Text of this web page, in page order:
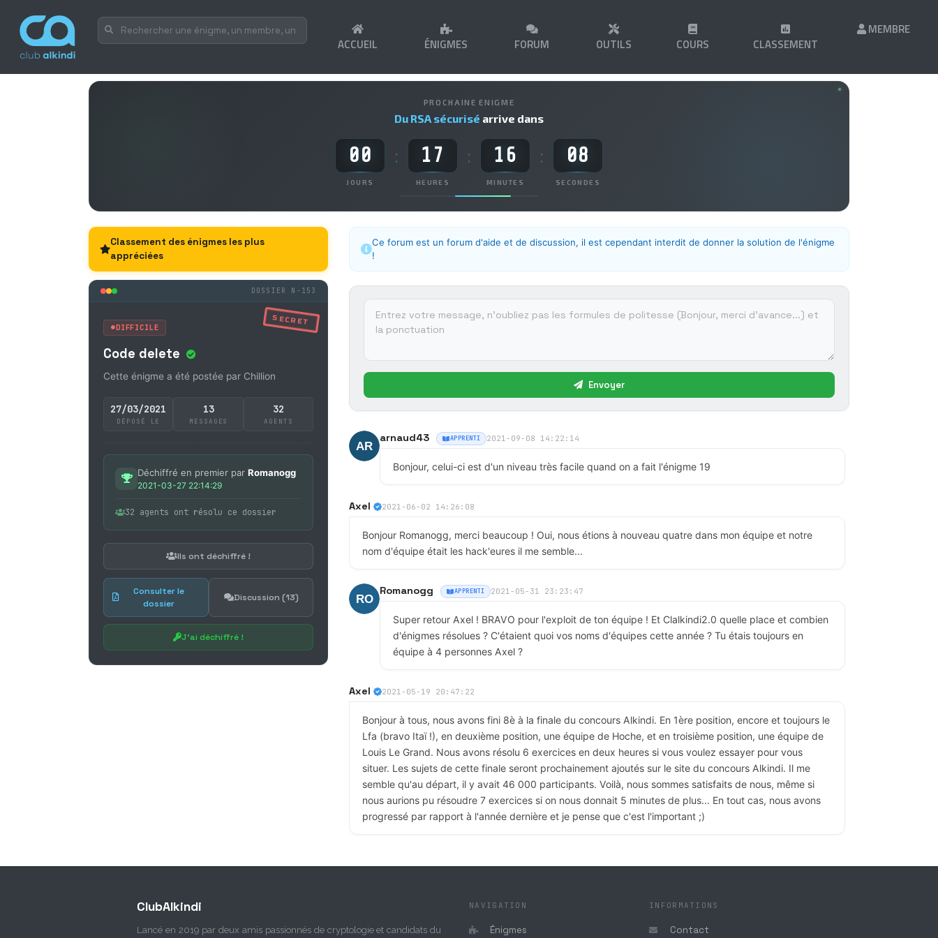
ACCUEIL ÉNIGMES FORUM OUTILS COURS CLASSEMENT
MEMBRE
PROCHAINE ENIGME
Du RSA sécurisé arrive dans
00
JOURS
: 17
HEURES
: 16
MINUTES
: 07
SECONDES
Classement des énigmes les plus
appréciées
DOSSIER N-153
SECRET
DIFFICILE
Code delete
Cette énigme a été postée par Chillion
27/03/2021
DÉPOSÉ LE
13
MESSAGES
32
AGENTS
Déchiffré en premier par Romanogg
2021-03-27 22:14:29
32 agents ont résolu ce dossier
Ils ont déchiffré !
Consulter le
dossier
Discussion (13)
J'ai déchiffré !
Ce forum est un forum d'aide et de discussion, il est cependant interdit de donner la solution de l'énigme
!
Envoyer
arnaud43 APPRENTI 2021-09-08 14:22:14
Bonjour, celui-ci est d'un niveau très facile quand on a fait l'énigme 19
Axel 2021-06-02 14:26:08
Bonjour Romanogg, merci beaucoup ! Oui, nous étions à nouveau quatre dans mon équipe et notre
nom d'équipe était les hack'eures il me semble...
Romanogg APPRENTI 2021-05-31 23:23:47
Super retour Axel ! BRAVO pour l'exploit de ton équipe ! Et Clalkindi2.0 quelle place et combien
d'énigmes résolues ? C'étaient quoi vos noms d'équipes cette année ? Tu étais toujours en
équipe à 4 personnes Axel ?
Axel 2021-05-19 20:47:22
Bonjour à tous, nous avons fini 8è à la finale du concours Alkindi. En 1ère position, encore et toujours le
Lfa (bravo Itaï !), en deuxième position, une équipe de Hoche, et en troisième position, une équipe de
Louis Le Grand. Nous avons résolu 6 exercices en deux heures si vous voulez essayer pour vous
situer. Les sujets de cette finale seront prochainement ajoutés sur le site du concours Alkindi. Il me
semble qu'au départ, il y avait 46 000 participants. Voilà, nous sommes satisfaits de nous, même si
nous aurions pu résoudre 7 exercices si on nous donnait 5 minutes de plus... En tout cas, nous avons
progressé par rapport à l'année dernière et je pense que c'est l'important ;)
ClubAlkindi
Lancé en 2019 par deux amis passionnés de cryptologie et candidats du
NAVIGATION
Énigmes
INFORMATIONS
Contact